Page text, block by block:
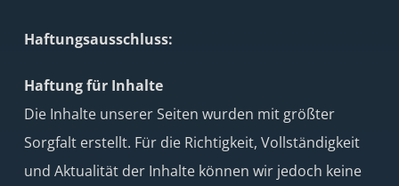
Haftungsausschluss:
Haftung für Inhalte
Die Inhalte unserer Seiten wurden mit größter
Sorgfalt erstellt. Für die Richtigkeit, Vollständigkeit
und Aktualität der Inhalte können wir jedoch keine